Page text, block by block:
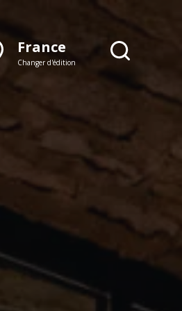
France
Changer d'édition
PAPIER